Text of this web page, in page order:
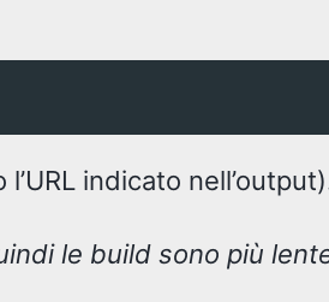
indicato
le build sono più